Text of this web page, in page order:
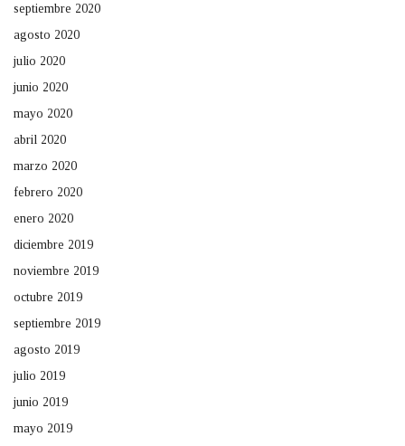
septiembre 2020
agosto 2020
julio 2020
junio 2020
mayo 2020
abril 2020
marzo 2020
febrero 2020
enero 2020
diciembre 2019
noviembre 2019
octubre 2019
septiembre 2019
agosto 2019
julio 2019
junio 2019
mayo 2019